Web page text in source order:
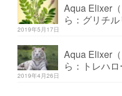
Aqua Elixer
ら：グリチ
2019年5月17日
Aqua Elixer
ら：トレハロ
2019年4月26日